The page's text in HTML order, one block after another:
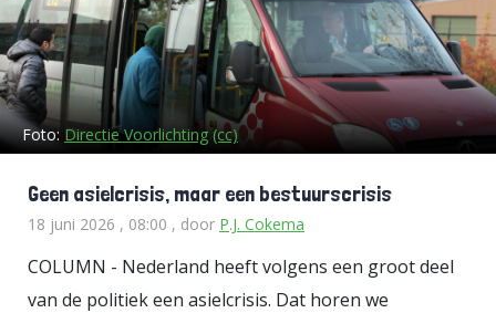
Foto: Directie Voorlichting (cc)
Geen asielcrisis, maar een bestuurscrisis
18 juni 2026 , 08:00 , door P.J. Cokema
COLUMN - Nederland heeft volgens een groot deel
van de politiek een asielcrisis. Dat horen we